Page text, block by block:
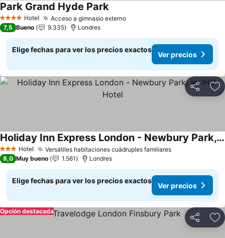
4 EstrellasHotel Acceso a gimnasio externo
Park Grand Hyde Park
7,5 Bueno 9.335 Londres
Elige fechas para ver los precios exactos
Ver precios
Compartir
3 Estrellas
Hotel Versátiles habitaciones cuádruples familiares
Holiday Inn Express London - Newbury Park, an IHG Hotel
8,0 Muy bueno 1.561 Londres
Elige fechas para ver los precios exactos
Ver precios
Compartir
Opción destacada